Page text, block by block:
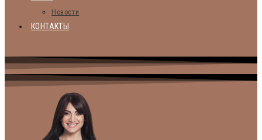
Новости
КОНТАКТЫ